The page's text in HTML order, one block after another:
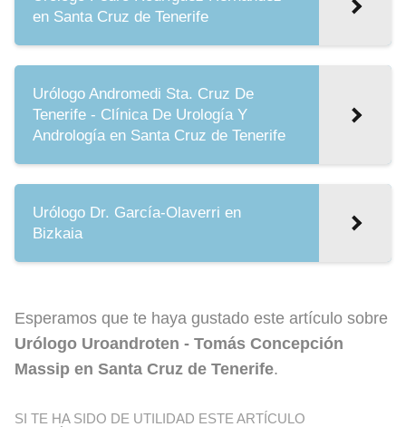
en Santa Cruz de Tenerife
Urólogo Andromedi Sta. Cruz De
Tenerife - Clínica De Urología Y
Andrología en Santa Cruz de Tenerife
Urólogo Dr. García-Olaverri en
Bizkaia
Esperamos que te haya gustado este artículo sobre
Urólogo Uroandroten - Tomás Concepción
Massip en Santa Cruz de Tenerife.
SI TE HA SIDO DE UTILIDAD ESTE ARTÍCULO